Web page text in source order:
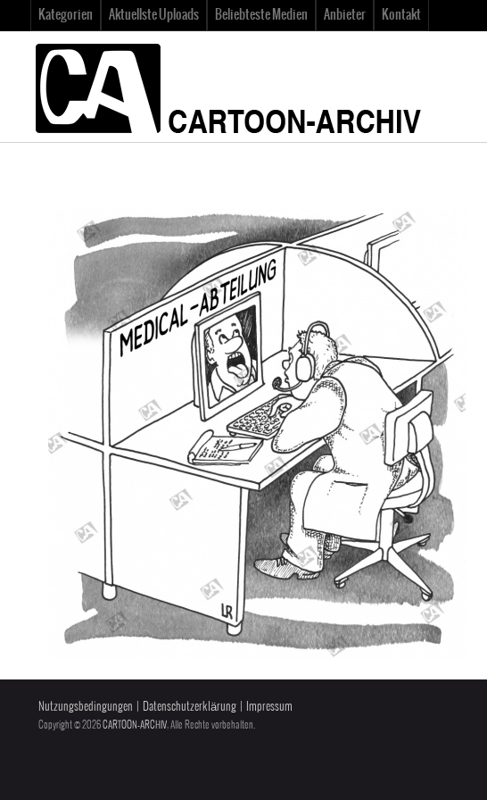
Kategorien Aktuellste Uploads Beliebteste Medien Anbieter Kontakt
Nutzungsbedingungen Datenschutzerklärung Impressum
Copyright © 2026CARTOON-ARCHIV, Alle Rechte vorbehalten.